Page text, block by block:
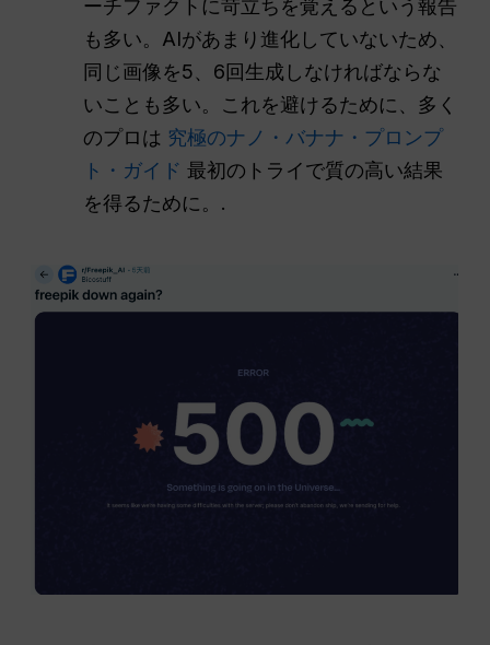
ーチファクトに苛立ちを覚えるという報告
も多い。AIがあまり進化していないため、
同じ画像を5、6回生成しなければならな
いことも多い。これを避けるために、多く
のプロは 究極のナノ・バナナ・プロンプ
ト・ガイド 最初のトライで質の高い結果
を得るために。.